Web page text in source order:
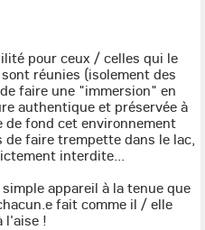
pour ceux / celles qui le
réunies (isolement des
faire une "immersion" en
authentique et préservée à
fond cet environnement
de faire trempette dans le lac,
interdite...
appareil à la tenue que
fait comme il / elle
l'aise !